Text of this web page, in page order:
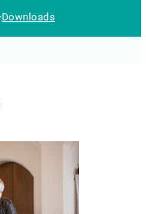
Downloads